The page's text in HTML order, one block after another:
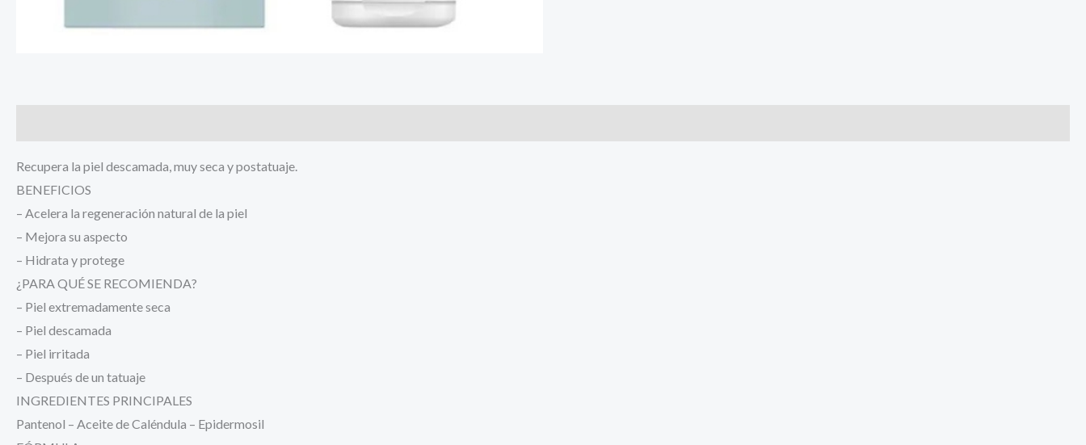
Recupera la piel descamada, muy seca y postatuaje.
BENEFICIOS
– Acelera la regeneración natural de la piel
– Mejora su aspecto
– Hidrata y protege
¿PARA QUÉ SE RECOMIENDA?
– Piel extremadamente seca
– Piel descamada
– Piel irritada
– Después de un tatuaje
INGREDIENTES PRINCIPALES
Pantenol – Aceite de Caléndula – Epidermosil